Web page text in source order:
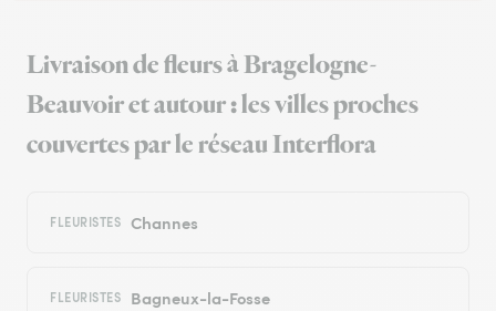
Livraison de fleurs à Bragelogne-
Beauvoir et autour : les villes proches
couvertes par le réseau Interflora
FLEURISTES Channes
FLEURISTES Bagneux-la-Fosse